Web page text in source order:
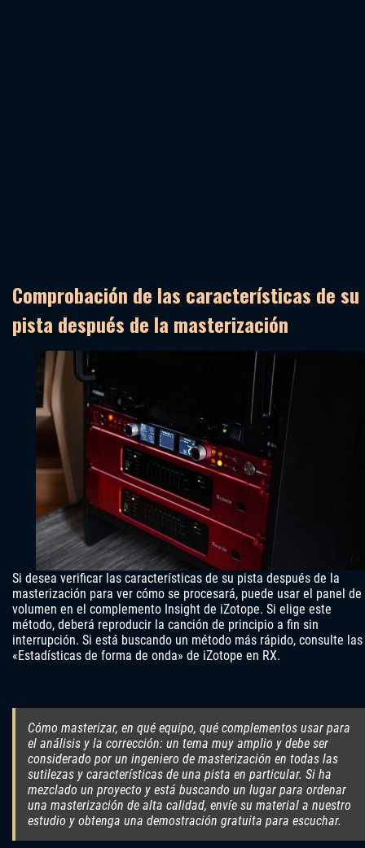
Comprobación de las características de su
pista después de la masterización
Si desea verificar las características de su pista después de la
masterización para ver cómo se procesará, puede usar el panel de
volumen en el complemento Insight de iZotope. Si elige este
método, deberá reproducir la canción de principio a fin sin
interrupción. Si está buscando un método más rápido, consulte las
«Estadísticas de forma de onda» de iZotope en RX.
Cómo masterizar, en qué equipo, qué complementos usar para
el análisis y la corrección: un tema muy amplio y debe ser
considerado por un ingeniero de masterización en todas las
sutilezas y características de una pista en particular. Si ha
mezclado un proyecto y está buscando un lugar para ordenar
una masterización de alta calidad, envíe su material a nuestro
estudio y obtenga una demostración gratuita para escuchar.